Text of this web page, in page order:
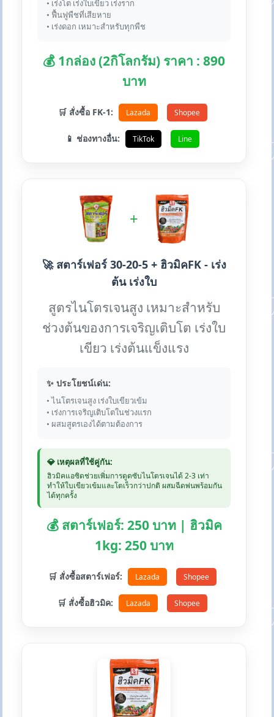
• เร่งโต เร่งใบเขียว เร่งราก
• ฟื้นฟูพืชที่เสียหาย
• เร่งดอก เหมาะสำหรับทุกพืช
💰 1กล่อง (2กิโลกรัม) ราคา : 890
บาท
🛒 สั่งซื้อ FK-1: Lazada Shopee
📱 ช่องทางอื่น: TikTok Line
+
🚀 สตาร์เฟอร์ 30-20-5 + ฮิวมิคFK - เร่ง
ต้น เร่งใบ
สูตรไนโตรเจนสูง เหมาะสำหรับ
ช่วงต้นของการเจริญเติบโต เร่งใบ
เขียว เร่งต้นแข็งแรง
✨ ประโยชน์เด่น:
• ไนโตรเจนสูง เร่งใบเขียวเข้ม
• เร่งการเจริญเติบโตในช่วงแรก
• ผสมสูตรเองได้ตามต้องการ
💎 เหตุผลที่ใช้คู่กัน:
ฮิวมิคแอซิดช่วยเพิ่มการดูดซับไนโตรเจนได้ 2-3 เท่า
ทำให้ใบเขียวเข้มและโตเร็วกว่าปกติ ผสมฉีดพ่นพร้อมกัน
ได้ทุกครั้ง
💰 สตาร์เฟอร์: 250 บาท | ฮิวมิค
1kg: 250 บาท
🛒 สั่งซื้อสตาร์เฟอร์: Lazada Shopee
🛒 สั่งซื้อฮิวมิค: Lazada Shopee